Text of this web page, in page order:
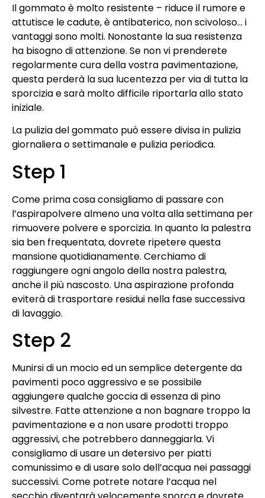
Il gommato è molto resistente – riduce il rumore e
attutisce le cadute, è antibaterico, non scivoloso… i
vantaggi sono molti. Nonostante la sua resistenza
ha bisogno di attenzione. Se non vi prenderete
regolarmente cura della vostra pavimentazione,
questa perderà la sua lucentezza per via di tutta la
sporcizia e sarà molto difficile riportarla allo stato
iniziale.
La pulizia del gommato può essere divisa in pulizia
giornaliera o settimanale e pulizia periodica.
Step 1
Come prima cosa consigliamo di passare con
l’aspirapolvere almeno una volta alla settimana per
rimuovere polvere e sporcizia. In quanto la palestra
sia ben frequentata, dovrete ripetere questa
mansione quotidianamente. Cerchiamo di
raggiungere ogni angolo della nostra palestra,
anche il più nascosto. Una aspirazione profonda
eviterà di trasportare residui nella fase successiva
di lavaggio.
Step 2
Munirsi di un mocio ed un semplice detergente da
pavimenti poco aggressivo e se possibile
aggiungere qualche goccia di essenza di pino
silvestre. Fatte attenzione a non bagnare troppo la
pavimentazione e a non usare prodotti troppo
aggressivi, che potrebbero danneggiarla. Vi
consigliamo di usare un detersivo per piatti
comunissimo e di usare solo dell’acqua nei passaggi
successivi. Come potrete notare l’acqua nel